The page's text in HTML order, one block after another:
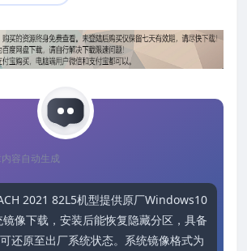
容自动生成
2021 82L5机型提供原厂Windows10
像下载，安装后能恢复隐藏分区，具备
还原至出厂系统状态。系统镜像格式为